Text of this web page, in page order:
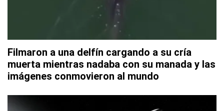
Filmaron a una delfín cargando a su cría
muerta mientras nadaba con su manada y las
imágenes conmovieron al mundo